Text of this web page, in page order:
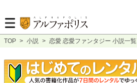
TOP > 小説 > 恋愛 恋愛ファンタジー 小説一覧